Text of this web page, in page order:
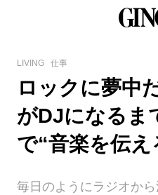
LIVING 仕事
ロックに夢中
がDJになるま
で“音楽を伝え
毎日のようにラジオか